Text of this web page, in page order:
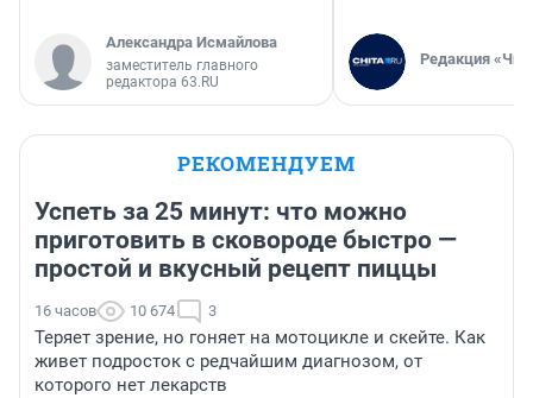
Александра Исмайлова
заместитель главного
редактора 63.RU
Редакция
РЕКОМЕНДУЕМ
Успеть за 25 минут: что можно
приготовить в сковороде быстро —
простой и вкусный рецепт пиццы
16 часов 10 674 3
Теряет зрение, но гоняет на мотоцикле и скейте. Как
живет подросток с редчайшим диагнозом, от
которого нет лекарств